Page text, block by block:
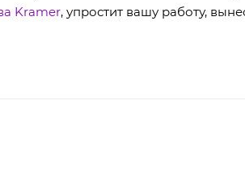
Kramer, упростит вашу работу,